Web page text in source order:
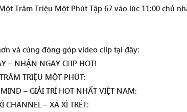
Trăm Triệu Một Phút Tập 67 vào lúc 11:00 chủ
và cùng đóng góp video clip tại đây:
– NHẬN NGAY CLIP HOT!
TRIỆU MỘT PHÚT:
– GIẢI TRÍ HOT NHẤT VIỆT NAM:
CHANNEL – XẢ XÌ TRÉT: